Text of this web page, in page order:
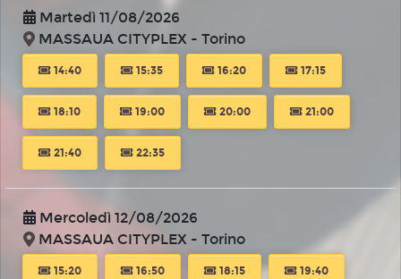
Martedì 11/08/2026
MASSAUA CITYPLEX - Torino
14:40 15:35 16:20 17:15
18:10 19:00 20:00 21:00
21:40 22:35
Mercoledì 12/08/2026
MASSAUA CITYPLEX - Torino
15:20 16:50 18:15 19:40